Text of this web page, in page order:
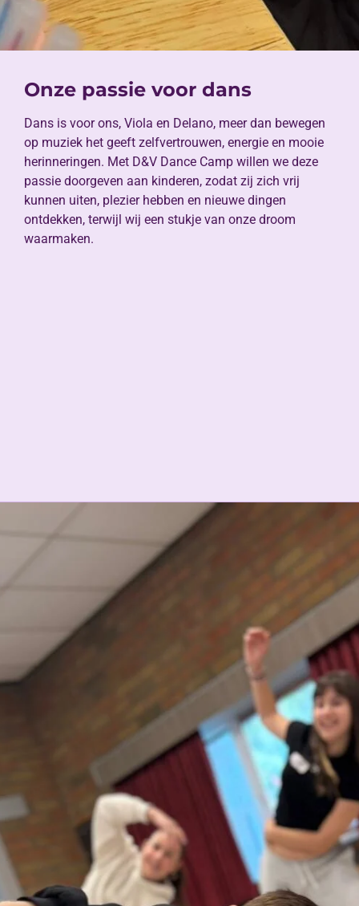
Onze passie voor dans
Dans is voor ons, Viola en Delano, meer dan bewegen
op muziek het geeft zelfvertrouwen, energie en mooie
herinneringen. Met D&V Dance Camp willen we deze
passie doorgeven aan kinderen, zodat zij zich vrij
kunnen uiten, plezier hebben en nieuwe dingen
ontdekken, terwijl wij een stukje van onze droom
waarmaken.